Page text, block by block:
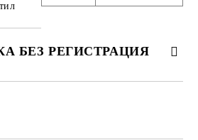
БЕЗ РЕГИСТРАЦИЯ